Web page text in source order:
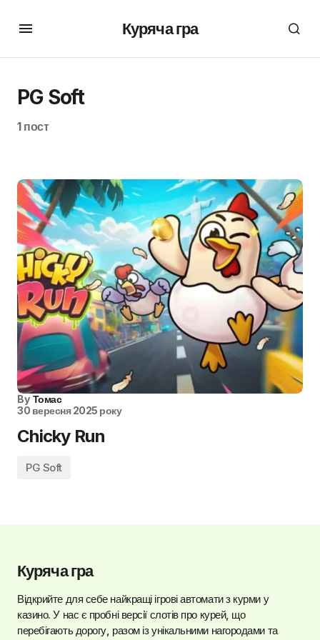
Куряча гра
PG Soft
1 пост
By Томас
30 вересня 2025 року
Chicky Run
PG Soft
Куряча гра
Відкрийте для себе найкращі ігрові автомати з курми у
казино. У нас є пробні версії слотів про курей, що
перебігають дорогу, разом із унікальними нагородами та